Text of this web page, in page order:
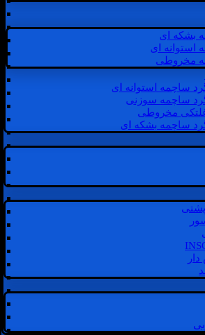
بشکه ای
استوانه ای
مخروطی
ساچمه استوانه ای
ساچمه سوزنی
غلتکی مخروطی
ساچمه بشکه ای